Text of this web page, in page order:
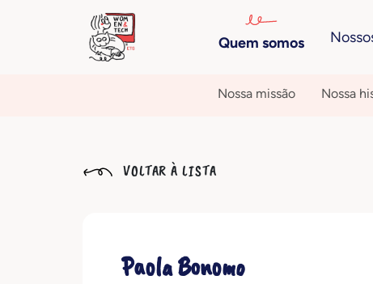
Quem somos
Nossa missão Nossa
VOLTAR À LISTA
Paola Bonomo